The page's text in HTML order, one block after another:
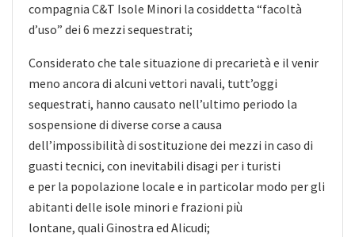
compagnia C&T Isole Minori la cosiddetta “facoltà
d’uso” dei 6 mezzi sequestrati;
Considerato che tale situazione di precarietà e il venir
meno ancora di alcuni vettori navali, tutt’oggi
sequestrati, hanno causato nell’ultimo periodo la
sospensione di diverse corse a causa
dell’impossibilità di sostituzione dei mezzi in caso di
guasti tecnici, con inevitabili disagi per i turisti
e per la popolazione locale e in particolar modo per gli
abitanti delle isole minori e frazioni più
lontane, quali Ginostra ed Alicudi;